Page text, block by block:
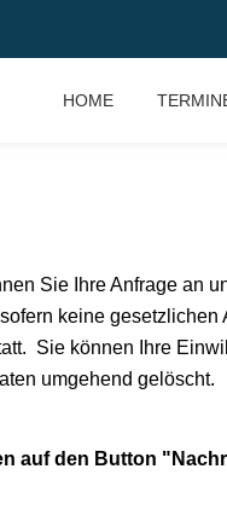
HOME
Sie Ihre Anfrage an
keine
Sie können Ihre
umgehend gelöscht.
auf den Button